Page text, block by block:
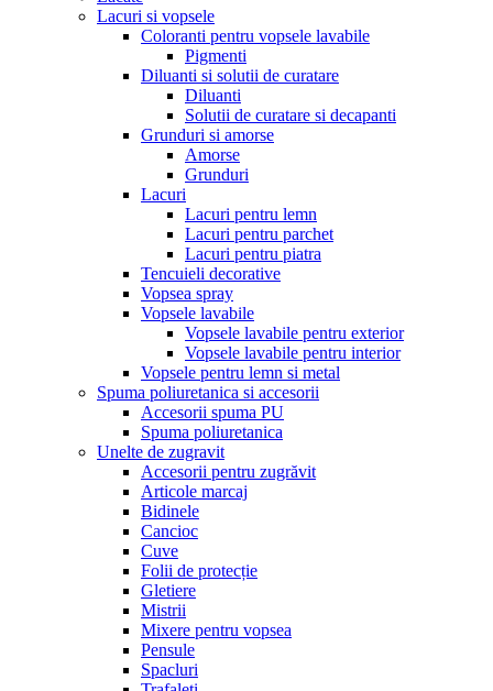
Lacuri si vopsele
Coloranti pentru vopsele lavabile
Pigmenti
Diluanti si solutii de curatare
Diluanti
Solutii de curatare si decapanti
Grunduri si amorse
Amorse
Grunduri
Lacuri
Lacuri pentru lemn
Lacuri pentru parchet
Lacuri pentru piatra
Tencuieli decorative
Vopsea spray
Vopsele lavabile
Vopsele lavabile pentru exterior
Vopsele lavabile pentru interior
Vopsele pentru lemn si metal
Spuma poliuretanica si accesorii
Accesorii spuma PU
Spuma poliuretanica
Unelte de zugravit
Accesorii pentru zugrăvit
Articole marcaj
Bidinele
Cancioc
Cuve
Folii de protecție
Gletiere
Mistrii
Mixere pentru vopsea
Pensule
Spacluri